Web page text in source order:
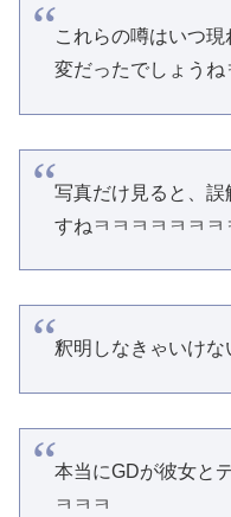
これらの噂はいつ
変だったでしょうね
写真だけ見ると、
すねㅋㅋㅋㅋㅋㅋㅋ
釈明しなきゃいけな
本当にGDが彼女と
ㅋㅋㅋ